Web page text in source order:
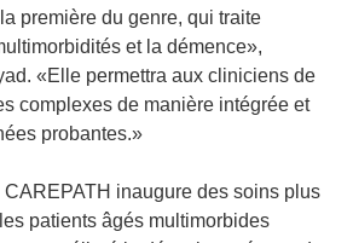
première du genre, qui traite
et la démence»,
«Elle permettra aux cliniciens de
complexes de manière intégrée et
probantes.»
inaugure des soins plus
patients âgés multimorbides